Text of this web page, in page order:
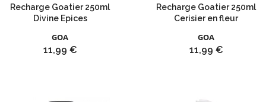
Recharge Goatier 250ml
Divine Epices
GOA
Prix
11,99 €
Recharge Goatier 250ml
Cerisier en fleur
GOA
Prix
11,99 €